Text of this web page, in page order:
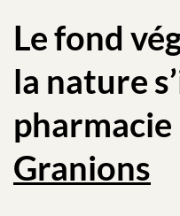
Le fond
la nature
Granions